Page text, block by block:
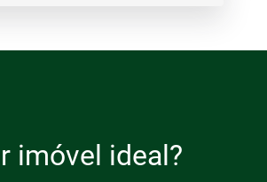
imóvel ideal?